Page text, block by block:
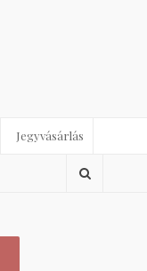
Jegyvásárlás